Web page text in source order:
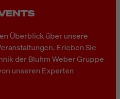
Überblick über unsere
Erleben Sie
der Bluhm Weber Gruppe
unseren Experten